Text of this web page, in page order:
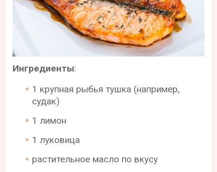
Ингредиенты:
1 крупная рыбья тушка (например,
судак)
1 лимон
1 луковица
растительное масло по вкусу